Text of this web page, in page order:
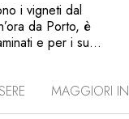
i vigneti dal
da Porto, è
e per i suoi
de vivre. Situata
MAGGIORI